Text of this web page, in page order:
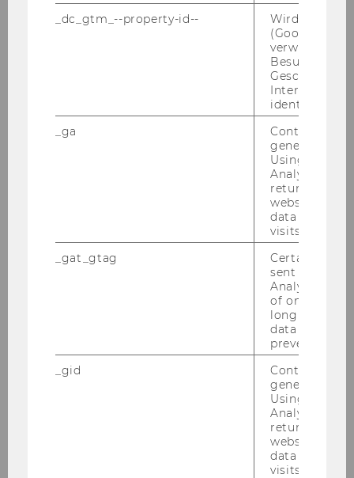
_dc_gtm_--property-id--
Wird von
(Google Tag
verwendet,
Besucher
Geschlecht
Interessen zu
identifizieren.
_ga
Contains a
generated
Using this
Analytics can
returning
website and
data from
visits.
_gat_gtag
Certain data
sent to
Analytics a
of once per
long as it is
data
prevented.
_gid
Contains a
generated
Using this
Analytics can
returning
website and
data from
visits.